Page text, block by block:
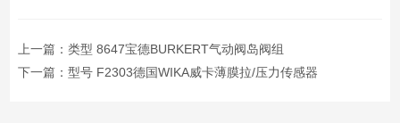
上一篇： 类型 8647宝德BURKERT气动阀岛阀组
下一篇： 型号 F2303德国WIKA威卡薄膜拉/压力传感器